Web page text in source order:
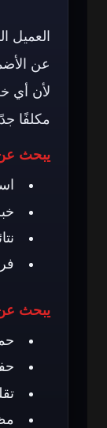
العميل
عن
لأن أي
مكلفًا
يبحث عن
يبحث